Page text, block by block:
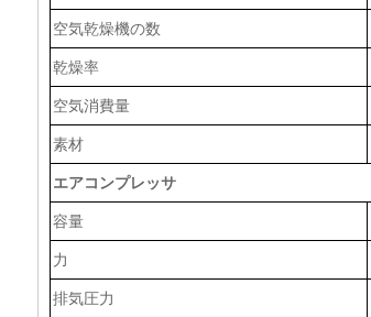
空気乾燥機の数
乾燥率
空気消費量
素材
エアコンプレッサ
容量
力
排気圧力